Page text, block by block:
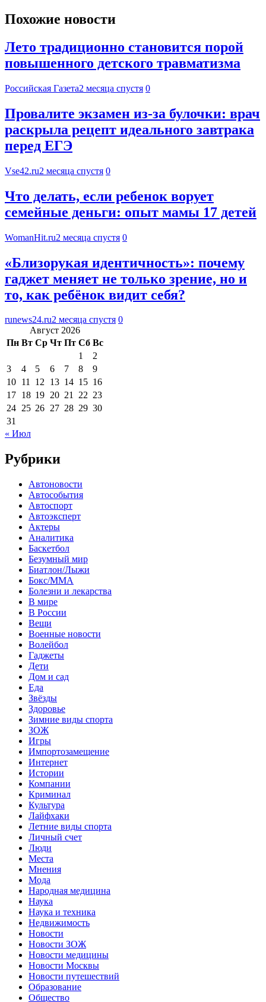
Похожие новости
Лето традиционно становится порой
повышенного детского травматизма
Российская Газета2 месяца спустя 0
Провалите экзамен из-за булочки: врач
раскрыла рецепт идеального завтрака
перед ЕГЭ
Vse42.ru2 месяца спустя 0
Что делать, если ребенок ворует
семейные деньги: опыт мамы 17 детей
WomanHit.ru2 месяца спустя 0
«Близорукая идентичность»: почему
гаджет меняет не только зрение, но и
то, как ребёнок видит себя?
runews24.ru2 месяца спустя 0
Август 2026
Пн Вт Ср Чт Пт Сб Вс
1
2
3
4 5 6 7 8
9
10 11 12 13 14 15 16
17 18 19 20 21 22 23
24 25 26 27 28 29 30
31
« Июл
Рубрики
Автоновости
Автособытия
Автоспорт
Автоэксперт
Актеры
Аналитика
Баскетбол
Безумный мир
Биатлон/Лыжи
Бокс/MMA
Болезни и лекарства
В мире
В России
Вещи
Военные новости
Волейбол
Гаджеты
Дети
Дом и сад
Еда
Звёзды
Здоровье
Зимние виды спорта
ЗОЖ
Игры
Импортозамещение
Интернет
Истории
Компании
Криминал
Культура
Лайфхаки
Летние виды спорта
Личный счет
Люди
Места
Мнения
Мода
Народная медицина
Наука
Наука и техника
Недвижимость
Новости
Новости ЗОЖ
Новости медицины
Новости Москвы
Новости путешествий
Образование
Общество